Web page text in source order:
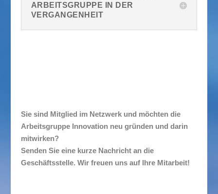
ARBEITSGRUPPE IN DER
VERGANGENHEIT
Sie sind Mitglied im Netzwerk und möchten die
Arbeitsgruppe Innovation neu gründen und darin
mitwirken?
Senden Sie eine kurze Nachricht an die
Geschäftsstelle. Wir freuen uns auf Ihre Mitarbeit!